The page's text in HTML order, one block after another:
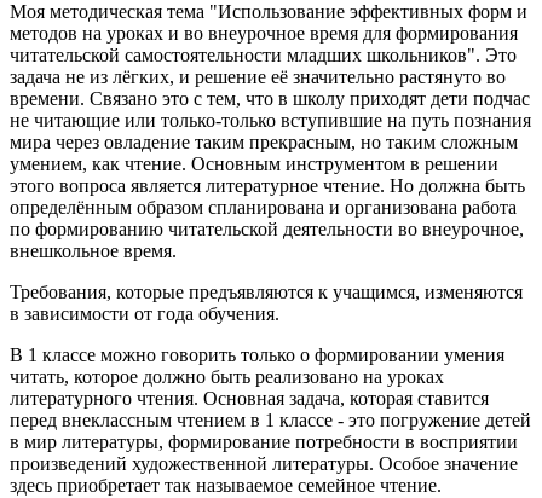
Моя методическая тема "Использование эффективных форм и
методов на уроках и во внеурочное время для формирования
читательской самостоятельности младших школьников". Это
задача не из лёгких, и решение её значительно растянуто во
времени. Связано это с тем, что в школу приходят дети подчас
не читающие или только-только вступившие на путь познания
мира через овладение таким прекрасным, но таким сложным
умением, как чтение. Основным инструментом в решении
этого вопроса является литературное чтение. Но должна быть
определённым образом спланирована и организована работа
по формированию читательской деятельности во внеурочное,
внешкольное время.
Требования, которые предъявляются к учащимся, изменяются
в зависимости от года обучения.
В 1 классе можно говорить только о формировании умения
читать, которое должно быть реализовано на уроках
литературного чтения. Основная задача, которая ставится
перед внеклассным чтением в 1 классе - это погружение детей
в мир литературы, формирование потребности в восприятии
произведений художественной литературы. Особое значение
здесь приобретает так называемое семейное чтение.